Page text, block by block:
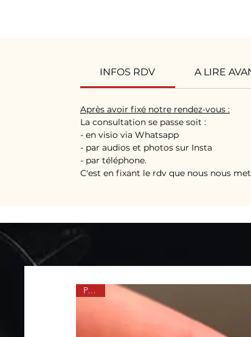
INFOS RDV A LIRE
Après avoir fixé notre rendez-vous :
La consultation se passe soit :
- en visio via Whatsapp
- par audios et photos sur Insta
- par téléphone.
C'est en fixant le rdv que nous nous
PACK